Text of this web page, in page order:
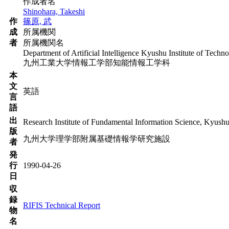
作
成
者
Shinohara, Takeshi
篠原, 武
所属機関
所属機関名
Department of Artificial Intelligence Kyushu Institute of
九州工業大学情報工学部知能情報工学科
本
文
言
語
英語
出
版
者
Research Institute of Fundamental Information Science,
九州大学理学部附属基礎情報学研究施設
発
行
日
1990-04-26
収
録
物
名
RIFIS Technical Report